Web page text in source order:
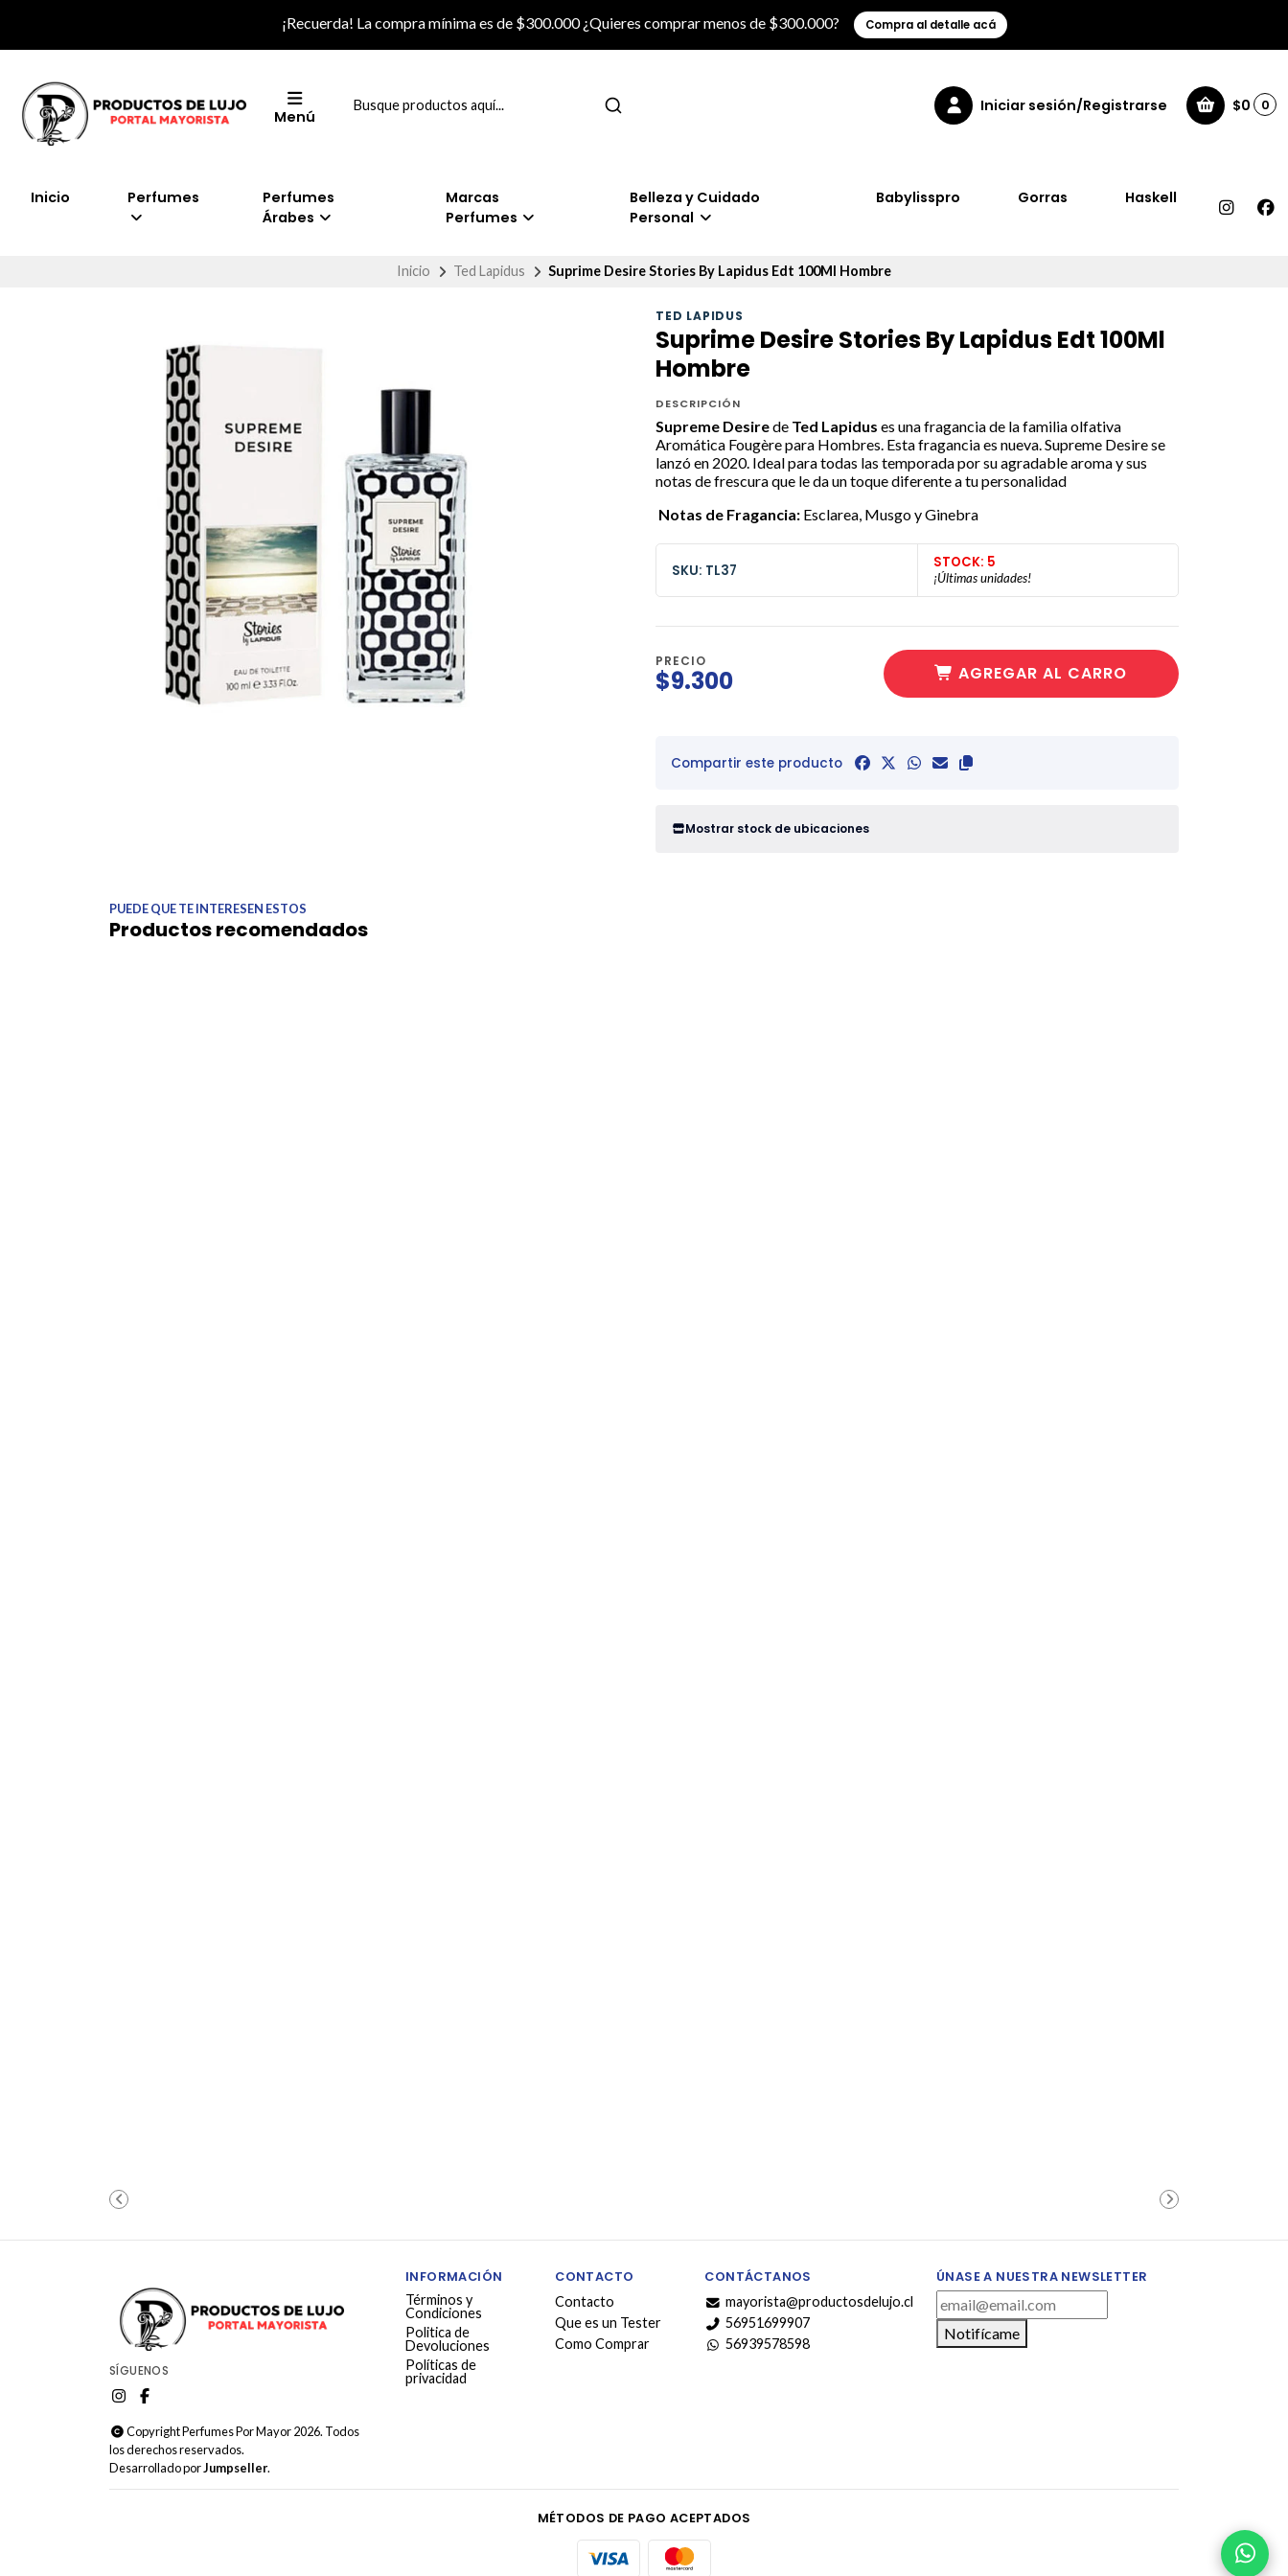
¡Recuerda! La compra mínima es de $300.000 ¿Quieres comprar menos de $300.000? Compra al detalle acá
Menú
Iniciar sesión/Registrarse $0 0
Inicio Perfumes
Perfumes
Árabes
Marcas
Perfumes
Belleza y Cuidado
Personal
Babylisspro Gorras Haskell
Inicio Ted Lapidus Suprime Desire Stories By Lapidus Edt 100Ml Hombre
TED LAPIDUS
Suprime Desire Stories By Lapidus Edt 100Ml
Hombre
DESCRIPCIÓN
Supreme Desirede Ted Lapidus es una fragancia de la familia olfativa
Aromática Fougère para Hombres. Esta fragancia es nueva.Supreme Desire se
lanzó en 2020. Ideal para todas las temporada por su agradable aroma y sus
notas de frescura que le da un toque diferente a tu personalidad
Notas de Fragancia: Esclarea, Musgo y Ginebra
SKU: TL37 STOCK: 5
¡Últimas unidades!
PRECIO
$9.300 AGREGAR AL CARRO
Compartir este producto
Mostrar stock de ubicaciones
PUEDE QUE TE INTERESEN ESTOS
Productos recomendados
SÍGUENOS
Copyright Perfumes Por Mayor 2026. Todos
los derechos reservados.
Desarrollado porJumpseller.
INFORMACIÓN
Términos y
Condiciones
Politica de
Devoluciones
Políticas de
privacidad
CONTACTO
Contacto
Que es un Tester
Como Comprar
CONTÁCTANOS
mayorista@productosdelujo.cl
56951699907
56939578598
ÚNASE A NUESTRA NEWSLETTER
Notifícame
MÉTODOS DE PAGO ACEPTADOS